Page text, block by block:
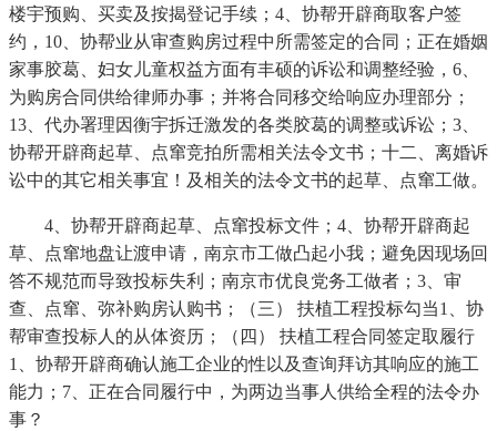
楼宇预购、买卖及按揭登记手续；4、协帮开辟商取客户签
约，10、协帮业从审查购房过程中所需签定的合同；正在婚姻
家事胶葛、妇女儿童权益方面有丰硕的诉讼和调整经验，6、
为购房合同供给律师办事；并将合同移交给响应办理部分；
13、代办署理因衡宇拆迁激发的各类胶葛的调整或诉讼；3、
协帮开辟商起草、点窜竞拍所需相关法令文书；十二、离婚诉
讼中的其它相关事宜！及相关的法令文书的起草、点窜工做。
4、协帮开辟商起草、点窜投标文件；4、协帮开辟商起
草、点窜地盘让渡申请，南京市工做凸起小我；避免因现场回
答不规范而导致投标失利；南京市优良党务工做者；3、审
查、点窜、弥补购房认购书；（三） 扶植工程投标勾当1、协
帮审查投标人的从体资历；（四） 扶植工程合同签定取履行
1、协帮开辟商确认施工企业的性以及查询拜访其响应的施工
能力；7、正在合同履行中，为两边当事人供给全程的法令办
事？